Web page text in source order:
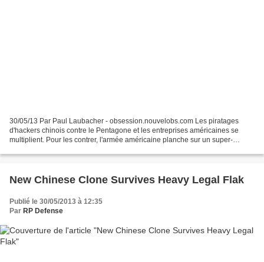
30/05/13 Par Paul Laubacher - obsession.nouvelobs.com Les piratages
d'hackers chinois contre le Pentagone et les entreprises américaines se
multiplient. Pour les contrer, l'armée américaine planche sur un super-
New Chinese Clone Survives Heavy Legal Flak
Publié le 30/05/2013 à 12:35
Par RP Defense